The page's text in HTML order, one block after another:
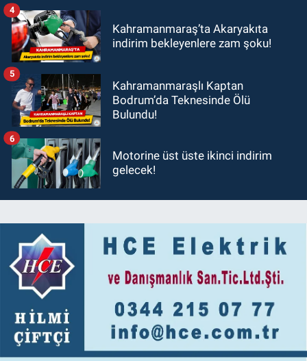
Kahramanmaraş’ta Akaryakıta
indirim bekleyenlere zam şoku!
4
Kahramanmaraşlı Kaptan
Bodrum’da Teknesinde Ölü
Bulundu!
5
Motorine üst üste ikinci indirim
gelecek!
6